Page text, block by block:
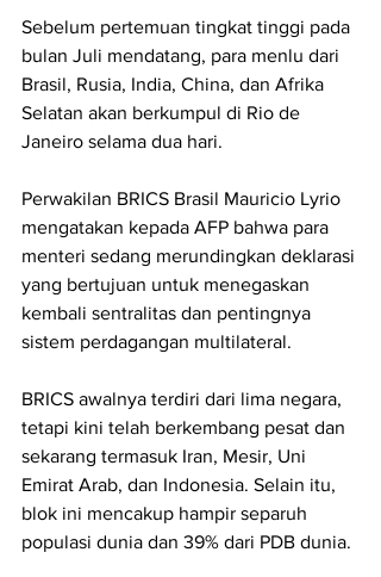
Sebelum pertemuan tingkat tinggi pada
bulan Juli mendatang, para menlu dari
Brasil, Rusia, India, China, dan Afrika
Selatan akan berkumpul di Rio de
Janeiro selama dua hari.
Perwakilan BRICS Brasil Mauricio Lyrio
mengatakan kepada AFP bahwa para
menteri sedang merundingkan deklarasi
yang bertujuan untuk menegaskan
kembali sentralitas dan pentingnya
sistem perdagangan multilateral.
BRICS awalnya terdiri dari lima negara,
tetapi kini telah berkembang pesat dan
sekarang termasuk Iran, Mesir, Uni
Emirat Arab, dan Indonesia. Selain itu,
blok ini mencakup hampir separuh
populasi dunia dan 39% dari PDB dunia.